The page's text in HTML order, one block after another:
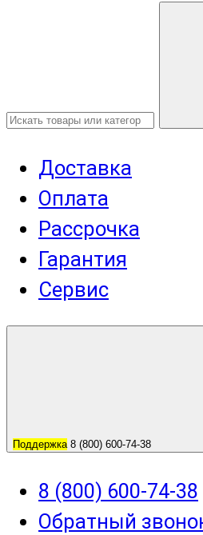
Доставка
Оплата
Рассрочка
Гарантия
Сервис
Поддержка 8 (800) 600-74-38
8 (800) 600-74-38
Обратный